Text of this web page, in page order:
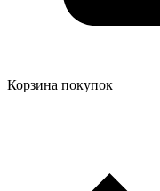
Корзина покупок